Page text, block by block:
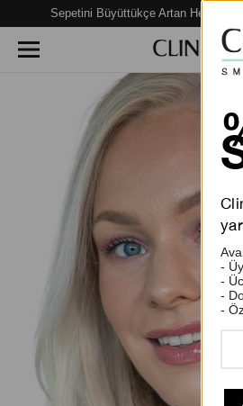
Sepetini Büyüttükçe Artan Hediye
-
-
-
-